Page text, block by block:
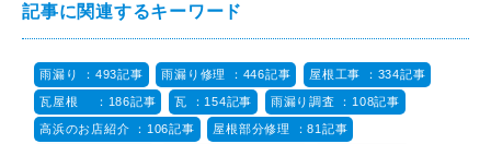
記事に関連するキーワード
雨漏り ：493記事 雨漏り修理 ：446記事 屋根工事 ：334記事
瓦屋根 ：186記事 瓦 ：154記事 雨漏り調査 ：108記事
高浜のお店紹介 ：106記事 屋根部分修理 ：81記事